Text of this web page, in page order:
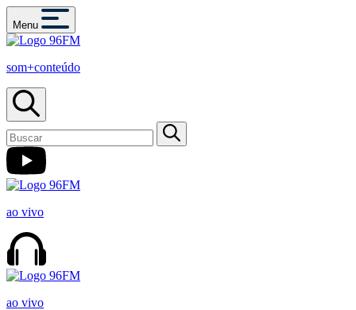
Menu
som+conteúdo
ao vivo
ao vivo